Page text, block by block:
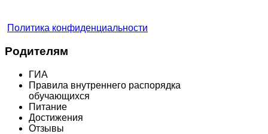
Политика конфиденциальности
Родителям
ГИА
Правила внутреннего распорядка
обучающихся
Питание
Достижения
Отзывы